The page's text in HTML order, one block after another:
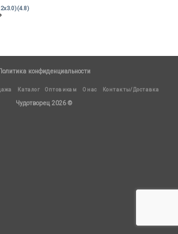
Диапазон
конфиденциальности
Каталог Оптовикам О нас Контакты/Доставка
Чудотворец 2026 ©